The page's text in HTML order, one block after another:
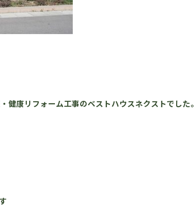
健康リフォーム工事のベストハウスネクストでした。